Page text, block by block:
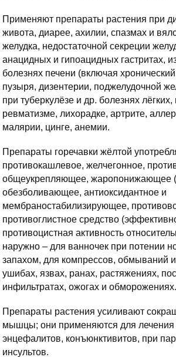
Применяют препараты растения при
живота, диарее, ахилии, спазмах и
желудка, недостаточной секреции
анацидных и гипоацидных гастритах,
болезнях печени (включая
пузыря, дизентерии, поджелудочной
при туберкулёзе и др. болезнях
ревматизме, лихорадке, артрите,
малярии, цинге, анемии.
Препараты горечавки жёлтой
противокашлевое, желчегонное,
общеукрепляющее, жаропонижающее
обезболивающее, антиоксидантное и
мембраностабилизирующее,
противоглистное средство
противоцистная активность
наружно – для ванночек при потении
запахом, для компрессов, обмываний
ушибах, язвах, ранах, растяжениях,
инфильтратах, ожогах и обморожениях.
Препараты растения усиливают
мышцы; они применяются для лечения
энцефалитов, конъюнктивитов, при
инсультов.